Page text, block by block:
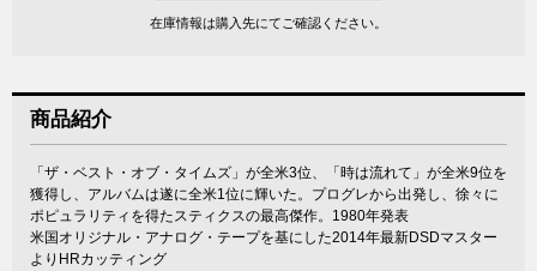
在庫情報は購入先にてご確認ください。
商品紹介
「ザ・ベスト・オブ・タイムズ」が全米3位、「時は流れて」が全米9位を
獲得し、アルバムは遂に全米1位に輝いた。プログレから出発し、徐々に
ポピュラリティを得たスティクスの最高傑作。1980年発表
米国オリジナル・アナログ・テープを基にした2014年最新DSDマスター
よりHRカッティング